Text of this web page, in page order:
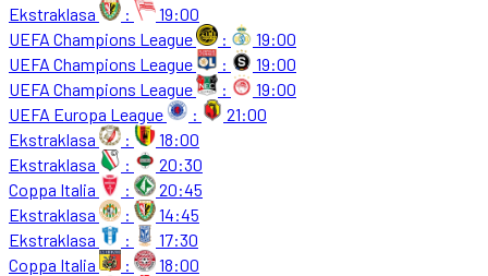
Ekstraklasa
:
19:00
UEFA Champions League
:
19:00
UEFA Champions League
:
19:00
UEFA Champions League
:
19:00
UEFA Europa League
:
21:00
Ekstraklasa
:
18:00
Ekstraklasa
:
20:30
Coppa Italia
:
20:45
Ekstraklasa
:
14:45
Ekstraklasa
:
17:30
Coppa Italia
:
18:00